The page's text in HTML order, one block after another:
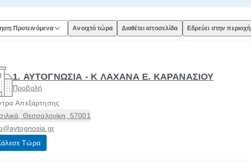
Προτεινόμενα Ανοιχτό τώρα Διαθέτει ιστοσελίδα Εδρεύει στην περιοχή
1. ΑΥΤΟΓΝΩΣΙΑ - Κ ΛΑΧΑΝΑ Ε. ΚΑΡΑΝΑΣΙΟΥ
Προβολή
Απεξάρτησης
Θεσσαλονίκη, 57001
Τώρα